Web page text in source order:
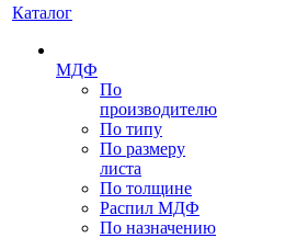
Каталог
МДФ
По
производителю
По типу
По размеру
листа
По толщине
Распил МДФ
По назначению